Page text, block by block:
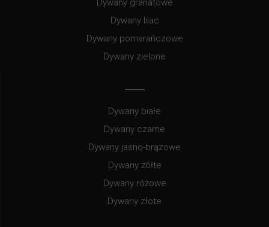
Dywany granatowe
Dywany lilac
Dywany pomarańczowe
Dywany zielone
Dywany białe
Dywany czarne
Dywany jasno-brązowe
Dywany żółte
Dywany różowe
Dywany złote